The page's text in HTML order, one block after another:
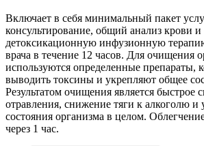
Включает в себя минимальный пакет
консультирование, общий анализ крови
детоксикационную инфузионную
врача в течение 12 часов. Для очищения
используются определенные препараты,
выводить токсины и укрепляют общее
Результатом очищения является быстрое
отравления, снижение тяги к алкоголю и
состояния организма в целом.
через 1 час.